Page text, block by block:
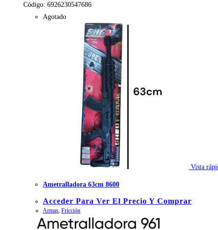
Código: 6926230547686
Agotado
Vista
Ametralladora 63cm 8600
Acceder Para Ver El Precio Y Comprar
Armas Fricción